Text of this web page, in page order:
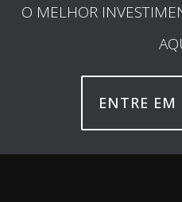
O MELHOR
ENTRE